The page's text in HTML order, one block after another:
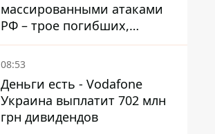
массированными атаками
РФ – трое погибших,
четверо раненых
08:53
Деньги есть - Vodafone
Украина выплатит 702 млн
грн дивидендов